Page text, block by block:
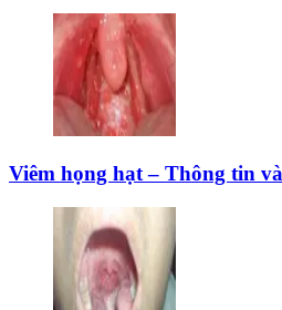
Viêm họng hạt – Thông tin